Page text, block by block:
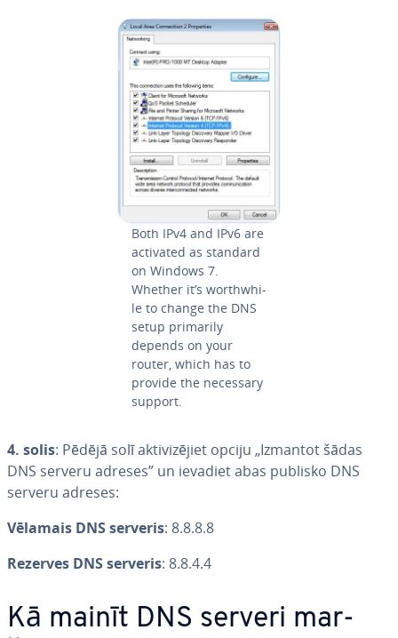
Both IPv4 and IPv6 are
activated as standard
on Windows 7.
Whether it’s worthwhi­
le to change the DNS
setup primarily
depends on your
router, which has to
provide the necessary
support.
4. solis: Pēdējā solī ak­ti­vi­zē­jiet opciju „Izmantot šādas
DNS serveru adreses” un ievadiet abas publisko DNS
serveru adreses:
Vēlamais DNS serveris: 8.8.8.8
Rezerves DNS serveris: 8.8.4.4
Kā mainīt DNS serveri mar­